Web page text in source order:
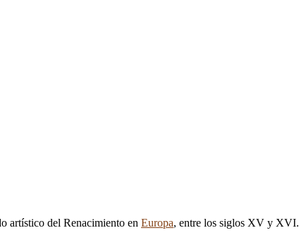
artístico del Renacimiento en Europa, entre los siglos XV y XVI.